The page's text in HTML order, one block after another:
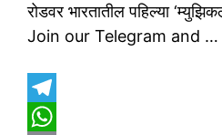
रोडवर भारतातील पहिल्या
Join our Telegram and …
T